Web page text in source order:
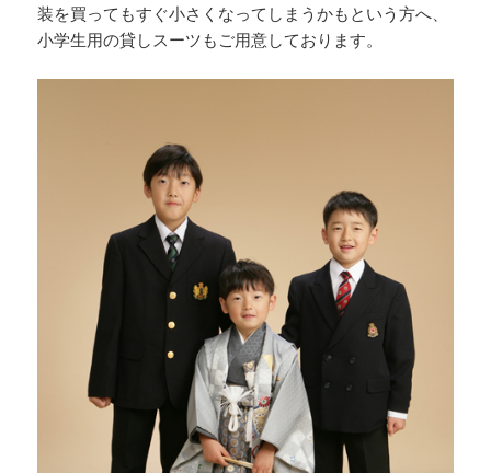
装を買ってもすぐ小さくなってしまうかもという方へ、
小学生用の貸しスーツもご用意しております。